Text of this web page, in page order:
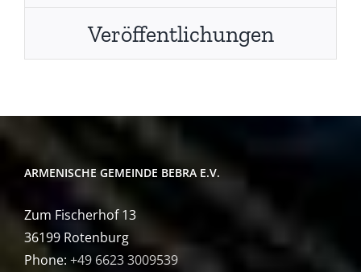
Veröffentlichungen
ARMENISCHE GEMEINDE BEBRA E.V.
Zum Fischerhof 13
36199 Rotenburg
Phone: +49 6623 3009539